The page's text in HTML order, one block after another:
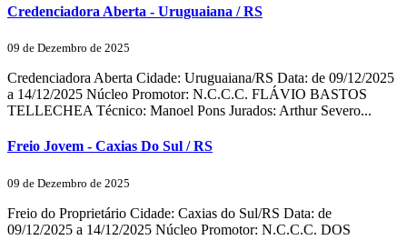
Credenciadora Aberta - Uruguaiana / RS
09 de Dezembro de 2025
Credenciadora Aberta Cidade: Uruguaiana/RS Data: de 09/12/2025
a 14/12/2025 Núcleo Promotor: N.C.C.C. FLÁVIO BASTOS
TELLECHEA Técnico: Manoel Pons Jurados: Arthur Severo...
Freio Jovem - Caxias Do Sul / RS
09 de Dezembro de 2025
Freio do Proprietário Cidade: Caxias do Sul/RS Data: de
09/12/2025 a 14/12/2025 Núcleo Promotor: N.C.C.C. DOS